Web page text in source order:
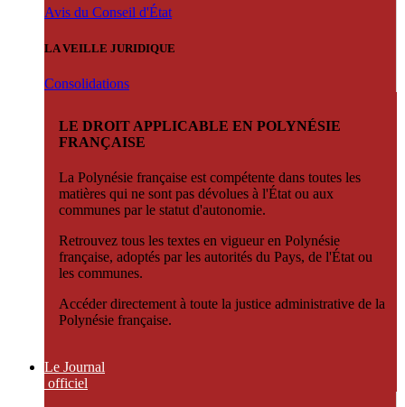
Avis du Conseil d'État
LA VEILLE JURIDIQUE
Consolidations
LE DROIT APPLICABLE EN POLYNÉSIE
FRANÇAISE
La Polynésie française est compétente dans toutes les
matières qui ne sont pas dévolues à l'État ou aux
communes par le statut d'autonomie.
Retrouvez tous les textes en vigueur en Polynésie
française, adoptés par les autorités du Pays, de l'État ou
les communes.
Accéder directement à toute la justice administrative de la
Polynésie française.
Le Journal
officiel